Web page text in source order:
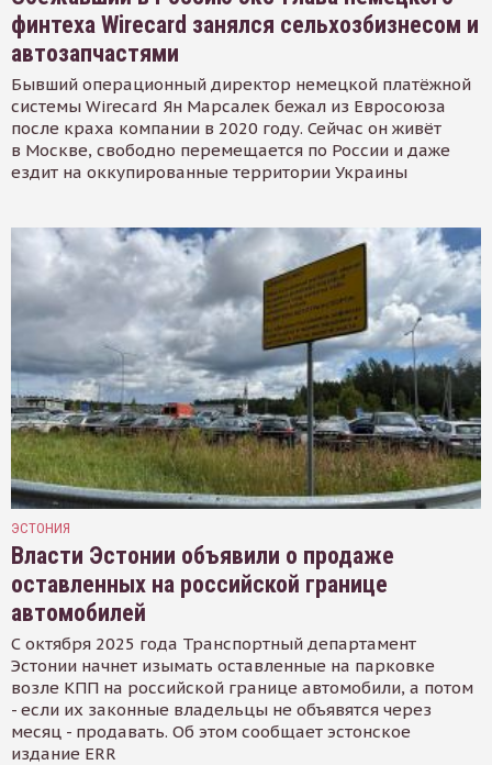
финтеха Wirecard занялся сельхозбизнесом и
автозапчастями
Бывший операционный директор немецкой платёжной
системы Wirecard Ян Марсалек бежал из Евросоюза
после краха компании в 2020 году. Сейчас он живёт
в Москве, свободно перемещается по России и даже
ездит на оккупированные территории Украины
ЭСТОНИЯ
Власти Эстонии объявили о продаже
оставленных на российской границе
автомобилей
С октября 2025 года Транспортный департамент
Эстонии начнет изымать оставленные на парковке
возле КПП на российской границе автомобили, а потом
- если их законные владельцы не объявятся через
месяц - продавать. Об этом сообщает эстонское
издание ERR